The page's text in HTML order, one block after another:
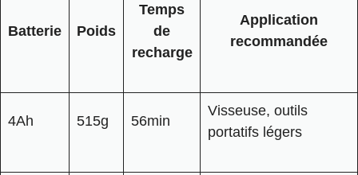
Batterie Poids
Temps
de
recharge
Application
recommandée
4Ah 515g 56min
Visseuse, outils
portatifs légers